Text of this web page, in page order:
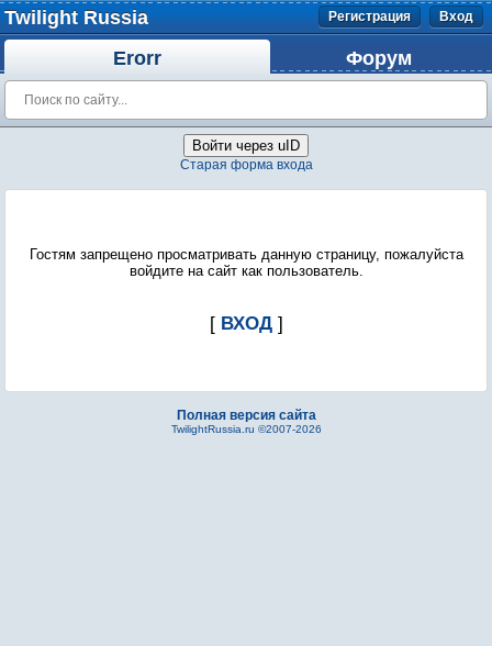
Twilight Russia Регистрация Вход
Erorr Форум
Войти через uID
Старая форма входа
Гостям запрещено просматривать данную страницу, пожалуйста
войдите на сайт как пользователь.
[ ВХОД]
Полная версия сайта
TwilightRussia.ru ©2007-2026